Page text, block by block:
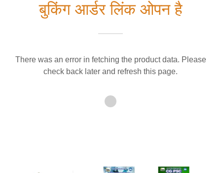
बुकिंग आर्डर लिंक ओपन है
There was an error in fetching the product data. Please
check back later and refresh this page.